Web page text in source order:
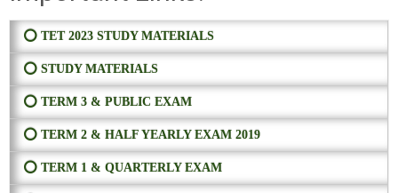
⭕ TET 2023 STUDY MATERIALS
⭕ STUDY MATERIALS
⭕ TERM 3 & PUBLIC EXAM
⭕ TERM 2 & HALF YEARLY EXAM 2019
⭕ TERM 1 & QUARTERLY EXAM